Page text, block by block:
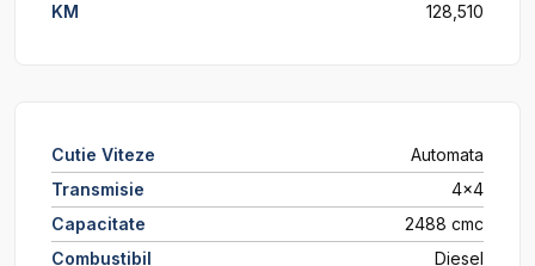
KM
128,510
Cutie Viteze
Automata
Transmisie
4x4
Capacitate
2488 cmc
Combustibil
Diesel